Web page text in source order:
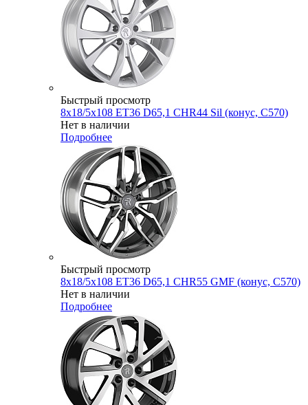
Быстрый просмотр
8x18/5x108 ET36 D65,1 CHR44 Sil (конус, C570)
Нет в наличии
Подробнее
Быстрый просмотр
8x18/5x108 ET36 D65,1 CHR55 GMF (конус, C570)
Нет в наличии
Подробнее